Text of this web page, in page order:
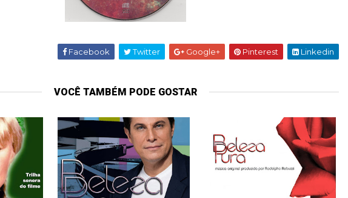
Facebook Twitter Google+ Pinterest Linkedin
VOCÊ TAMBÉM PODE GOSTAR